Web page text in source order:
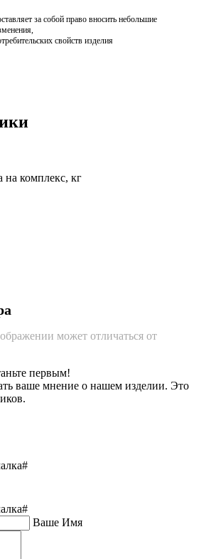
за собой право вносить небольшие
свойств изделия
на комплекс, кг
может отличаться от
первым!
ваше мнение о нашем изделии. Это
Ваше Имя